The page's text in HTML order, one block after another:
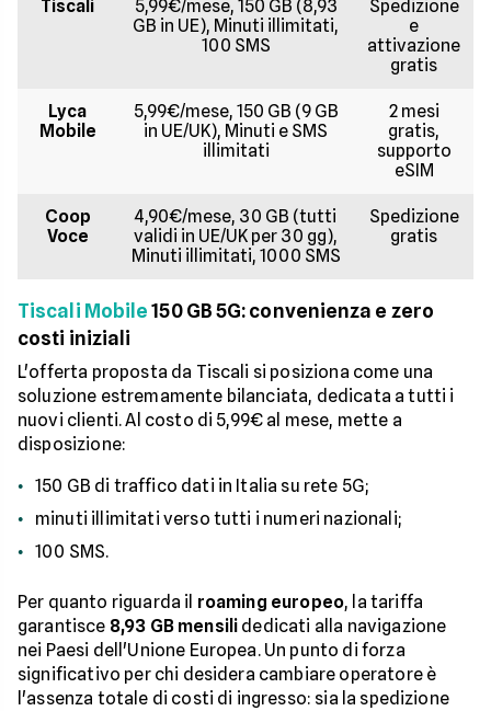
Tiscali
5,99€/mese, 150 GB (8,93
GB in UE), Minuti illimitati,
100 SMS
Spedizione
e
attivazione
gratis
Lyca
Mobile
5,99€/mese, 150 GB (9 GB
in UE/UK), Minuti e SMS
illimitati
2 mesi
gratis,
supporto
eSIM
Coop
Voce
4,90€/mese, 30 GB (tutti
validi in UE/UK per 30 gg),
Minuti illimitati, 1000 SMS
Spedizione
gratis
Tiscali Mobile 150 GB 5G: convenienza e zero
costi iniziali
L'offerta proposta da Tiscali si posiziona come una
soluzione estremamente bilanciata, dedicata a tutti i
nuovi clienti. Al costo di 5,99€ al mese, mette a
disposizione:
150 GB di traffico dati in Italia su rete 5G;
minuti illimitati verso tutti i numeri nazionali;
100 SMS.
Per quanto riguarda il roaming europeo, la tariffa
garantisce 8,93 GB mensili dedicati alla navigazione
nei Paesi dell'Unione Europea. Un punto di forza
significativo per chi desidera cambiare operatore è
l'assenza totale di costi di ingresso: sia la spedizione